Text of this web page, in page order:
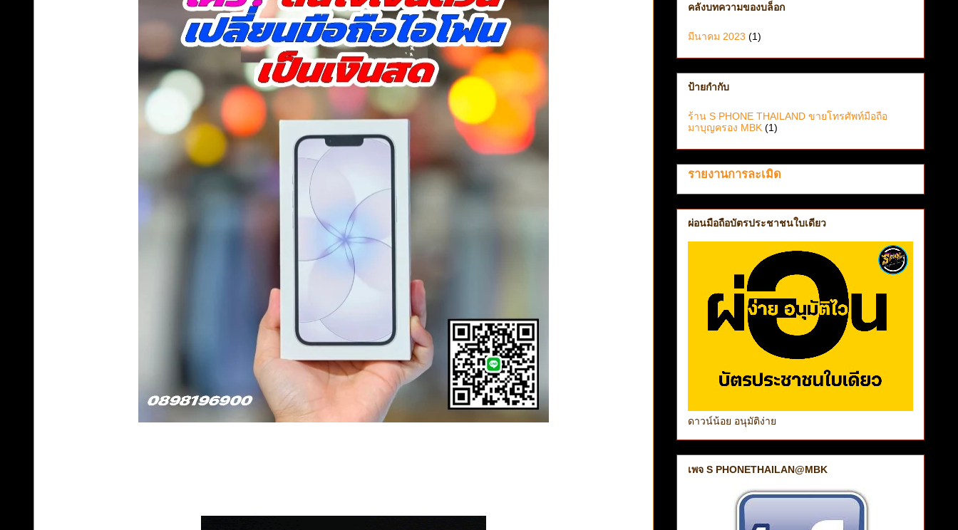
คลังบทความของบล็อก
มีนาคม 2023 (1)
ป้ายกำกับ
ร้าน S PHONE THAILAND ขายโทรศัพท์มือถือ
มาบุญครอง MBK (1)
รายงานการละเมิด
ผ่อนมือถือบัตรประชาชนใบเดียว
ดาวน์น้อย อนุมัติง่าย
เพจ S PHONETHAILAN@MBK